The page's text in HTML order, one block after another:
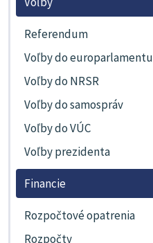
Referendum
Voľby do europarlamentu
Voľby do NRSR
Voľby do samospráv
Voľby do VÚC
Voľby prezidenta
Financie
Rozpočtové opatrenia
Rozpočty